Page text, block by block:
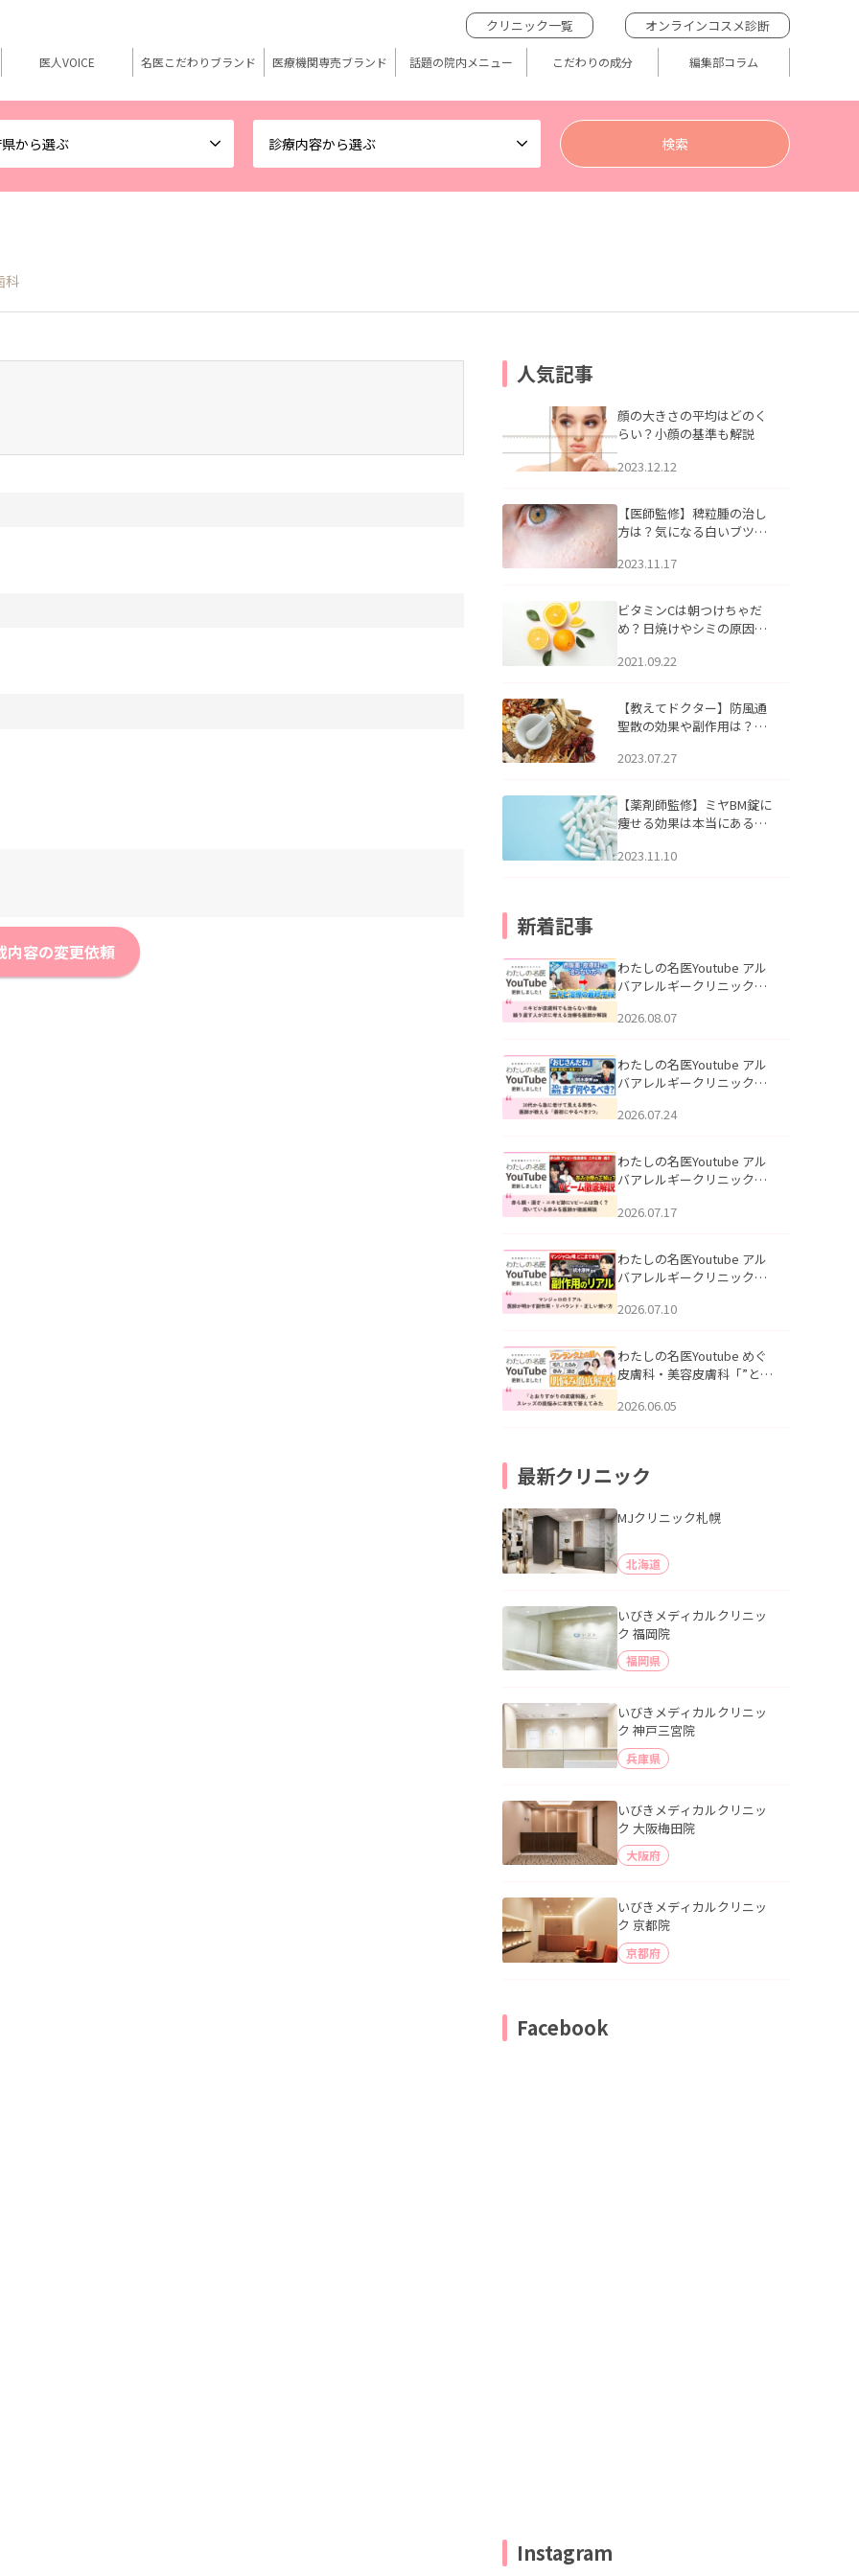
から選ぶ 診療内容から選ぶ
クリニック一覧 オンラインコスメ診断
医人VOICE 名医こだわりブランド 医療機関専売ブランド 話題の院内メニュー こだわりの成分 編集部コラム
科
内容の変更依頼
人気記事
顔の大きさの平均はどのく
らい？小顔の基準も解説
2023.12.12
【医師監修】稗粒腫の治し
方は？気になる白いブツブ
アについて
2023.11.17
ビタミンCは朝つけちゃだ
め？日焼けやシミの原因に
2021.09.22
【教えてドクター】防風通
聖散の効果や副作用は？長
2023.07.27
【薬剤師監修】ミヤBM錠に
痩せる効果は本当にある
2023.11.10
新着記事
わたしの名医Youtube アル
バアレルギークリニック札
らない理由｜繰り返す人が
説」を公開いたしました。
2026.08.07
わたしの名医Youtube アル
バアレルギークリニック札
える男性へ｜医師が教える
公開いたしました。
2026.07.24
わたしの名医Youtube アル
バアレルギークリニック札
跡にVビームは効く？向いて
説」を公開いたしました。
2026.07.17
わたしの名医Youtube アル
バアレルギークリニック札
医師が明かす副作用・リバ
公開いたしました。
2026.07.10
わたしの名医Youtube めぐ
皮膚科・美容皮膚科「”とお
ッズの肌悩みに本気で答え
2026.06.05
最新クリニック
MJクリニック札幌
北海道
いびきメディカルクリニッ
ク 福岡院
福岡県
いびきメディカルクリニッ
ク 神戸三宮院
兵庫県
いびきメディカルクリニッ
ク 大阪梅田院
大阪府
いびきメディカルクリニッ
ク 京都院
京都府
Facebook
Instagram